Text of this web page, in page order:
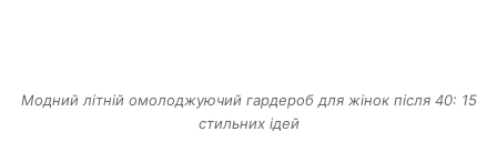
Модний літній омолоджуючий гардероб для жінок після 40: 15
стильних ідей